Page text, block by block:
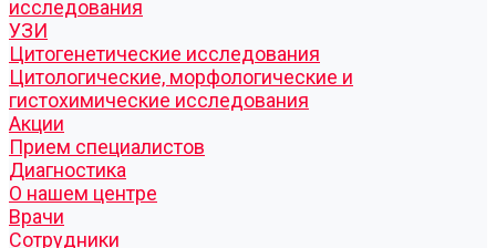
исследования
УЗИ
Цитогенетические исследования
Цитологические, морфологические и
гистохимические исследования
Акции
Прием специалистов
Диагностика
О нашем центре
Врачи
Сотрудники